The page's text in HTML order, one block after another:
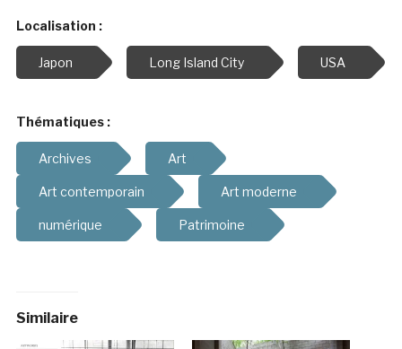
Localisation :
Japon Long Island City USA
Thématiques :
Archives Art
Art contemporain Art moderne
numérique Patrimoine
Similaire